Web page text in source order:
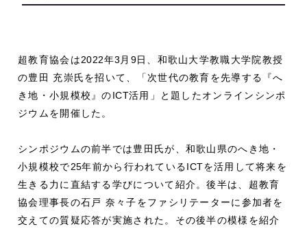
超教育協会は2022年3 月 9日、和歌山大学教職大学院教授
の豊田 充崇氏を招いて、「次世代の教育を先導する『へ
き地・小規模校』のICT活用」と題したオンラインシンポ
ジウムを開催した。
シンポジウムの前半では豊田氏が、和歌山県のへき地・
小規模校で25年前から行われているICTを活用して将来を
生きる力に直結する学びについて紹介。後半は、超教育
協会理事長の石戸 奈々子をファシリテーターに参加者を
交えての質疑応答が実施された。その後半の模様を紹介